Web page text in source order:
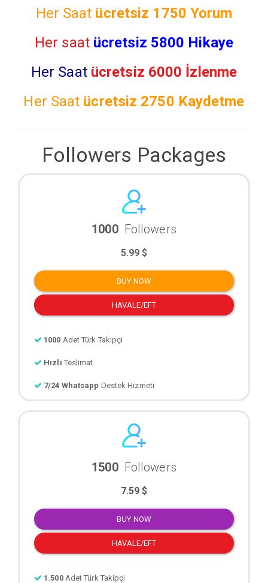
Her Saat ücretsiz 1750 Yorum
Her saat ücretsiz 5800 Hikaye
Her Saat ücretsiz 6000 İzlenme
Her Saat ücretsiz 2750 Kaydetme
Followers Packages
1000 Followers
5.99 $
BUY NOW
HAVALE/EFT
1000 Adet Türk Takipçi
Hızlı Teslimat
7/24 Whatsapp Destek Hizmeti
1500 Followers
7.59 $
BUY NOW
HAVALE/EFT
1.500 Adet Türk Takipçi